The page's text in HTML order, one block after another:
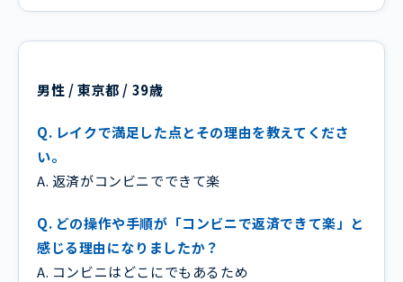
男性 / 東京都 / 39歳
Q. レイクで満足した点とその理由を教えてくださ
い。
A. 返済がコンビニでできて楽
Q. どの操作や手順が「コンビニで返済できて楽」と
感じる理由になりましたか？
A. コンビニはどこにでもあるため